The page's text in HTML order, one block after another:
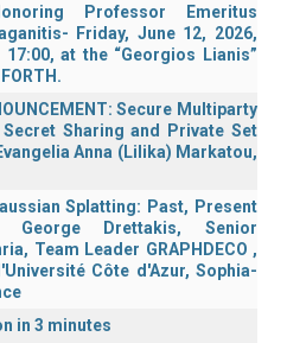
Professor Emeritus
Friday, June 12, 2026,
at the “Georgios Lianis”
Secure Multiparty
Sharing and Private Set
Anna (Lilika) Markatou,
Splatting: Past, Present
George Drettakis, Senior
Team Leader GRAPHDECO ,
Côte d'Azur, Sophia-
in 3 minutes